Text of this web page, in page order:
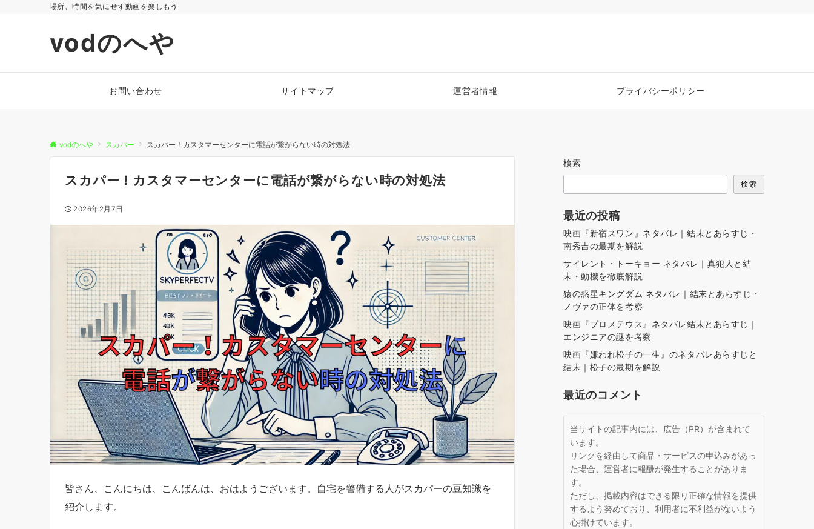
場所、時間を気にせず動画を楽しもう
vodのへや
お問い合わせ サイトマップ 運営者情報 プライバシーポリシー
vodのへや スカパー スカパー！カスタマーセンターに電話が繋がらない時の対処法
スカパー！カスタマーセンターに電話が繋がらない時の対処法
2026年2月7日
皆さん、こんにちは、こんばんは、おはようございます。自宅を警備する人がスカパーの豆知識を
紹介します。
検索
検索
最近の投稿
映画『新宿スワン』ネタバレ｜結末とあらすじ・
南秀吉の最期を解説
サイレント・トーキョー ネタバレ｜真犯人と結
末・動機を徹底解説
猿の惑星キングダム ネタバレ｜結末とあらすじ・
ノヴァの正体を考察
映画『プロメテウス』ネタバレ結末とあらすじ｜
エンジニアの謎を考察
映画『嫌われ松子の一生』のネタバレあらすじと
結末｜松子の最期を解説
最近のコメント
当サイトの記事内には、広告（PR）が含まれて
います。
リンクを経由して商品・サービスの申込みがあっ
た場合、運営者に報酬が発生することがありま
す。
ただし、掲載内容はできる限り正確な情報を提供
するよう努めており、利用者に不利益がないよう
心掛けています。